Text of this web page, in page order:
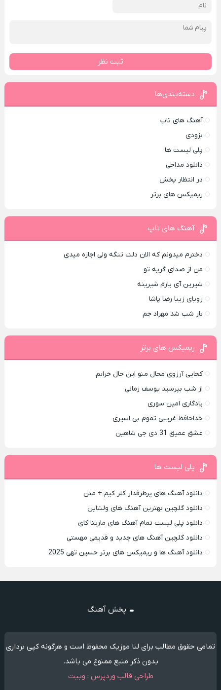
ثبت نظر
دسته‌بندی‌ها
آهنگ های تاپ
بزودی
پلی لیست ها
دانلود مداحی
در انتظار پخش
ریمیکس های برتر
آهنگ های تاپ
دخترم میدونم که الان دلت تنگه ولی اجازه میدی
من از صدای گريه تو
شیرین آی یارم شیرینه
رویای زیبا رضا پاشا
باز شب شد مهراد جم
ریمیکس های برتر
کجایی آرزوی محال منو این حال خرابم
از شب بپرسید یوسف زمانی
یادگاری امین سوری
خداحافظ غریبی تموم بی اسیری
عشق عمیق 31 دی جی شاهین
پلی لیست ها
دانلود آهنگ های پرطرفدار کلر کیم + متن
دانلود گلچین بهترین آهنگ های ولنتاین
دانلود پلی لیست تمام آهنگ های مارینا کای
دانلود گلچین آهنگ های جدید و قدیمی مهستی
دانلود آهنگ ها و ریمیکس های برتر حسین تهی 2025
پخش آهنگ
تمامی حقوق مطالب برای لنا موزیک محفوظ است و هرگونه کپی برداری
بدون ذکر منبع ممنوع می باشد.
طراحی قالب وردپرس : وبیت